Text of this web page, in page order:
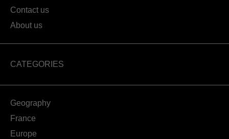
Contact us
About us
CATEGORIES
Geography
France
Europe